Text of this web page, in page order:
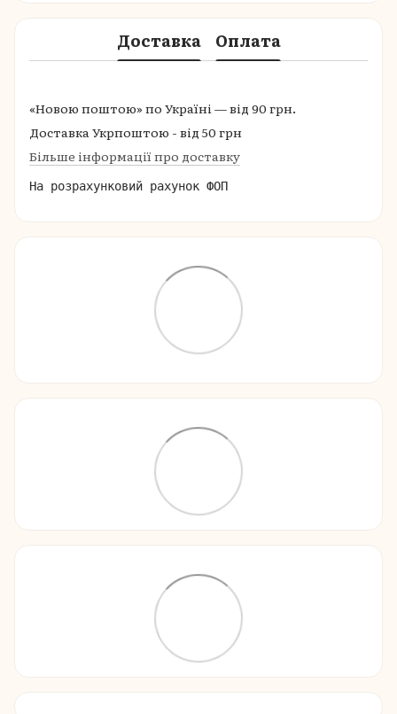
Доставка Оплата
«Новою поштою» по Україні — від 90 грн.
Доставка Укрпоштою - від 50 грн
Більше інформації про доставку
На розрахунковий рахунок ФОП